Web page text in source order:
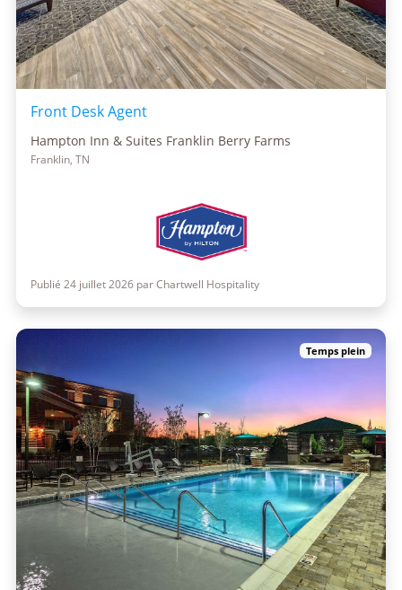
Front Desk Agent
Hampton Inn & Suites Franklin Berry Farms
Franklin, TN
Publié 24 juillet 2026 par Chartwell Hospitality
Temps plein